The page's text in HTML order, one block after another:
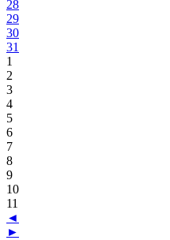
28
29
30
31
1
2
3
4
5
6
7
8
9
10
11
◄
►